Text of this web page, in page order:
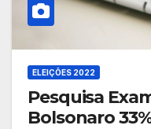
ELEIÇÕES 2022
Pesquisa
Bolsonaro